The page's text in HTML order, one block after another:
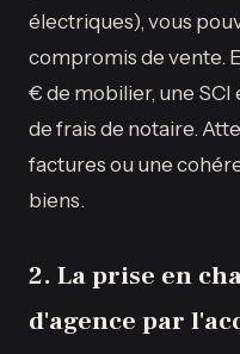
électriques), vous
compromis de vente.
€ de mobilier, une
de frais de notaire.
factures ou une
biens.
2. La prise en
d'agence par